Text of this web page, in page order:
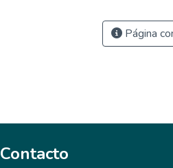
Página
Contacto